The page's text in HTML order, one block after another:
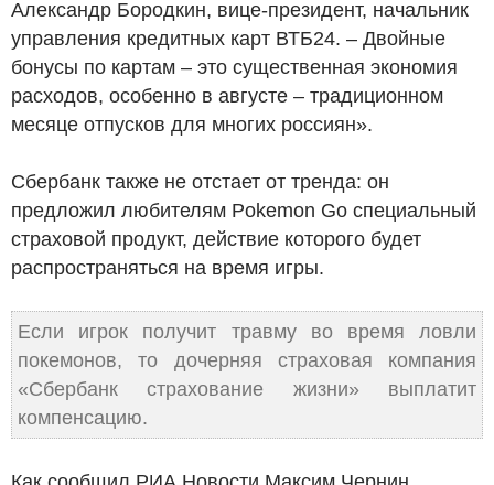
Александр Бородкин, вице-президент, начальник
управления кредитных карт ВТБ24. – Двойные
бонусы по картам – это существенная экономия
расходов, особенно в августе – традиционном
месяце отпусков для многих россиян».
Сбербанк также не отстает от тренда: он
предложил любителям Pokemon Go специальный
страховой продукт, действие которого будет
распространяться на время игры.
Если игрок получит травму во время ловли
покемонов, то дочерняя страховая компания
«Сбербанк страхование жизни» выплатит
компенсацию.